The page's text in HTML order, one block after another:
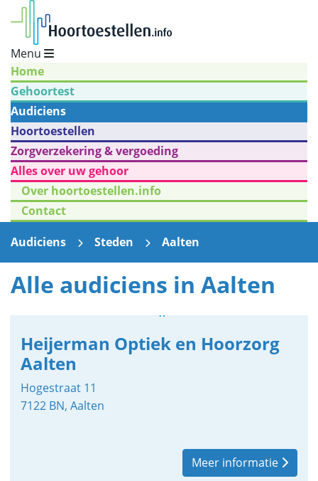
Menu
Home
Gehoortest
Audiciens
Hoortoestellen
Zorgverzekering & vergoeding
Alles over uw gehoor
Over hoortoestellen.info
Contact
Audiciens
Steden Aalten
Alle audiciens in Aalten
Heijerman Optiek en Hoorzorg
Aalten
Hogestraat 11
7122 BN, Aalten
Meer informatie